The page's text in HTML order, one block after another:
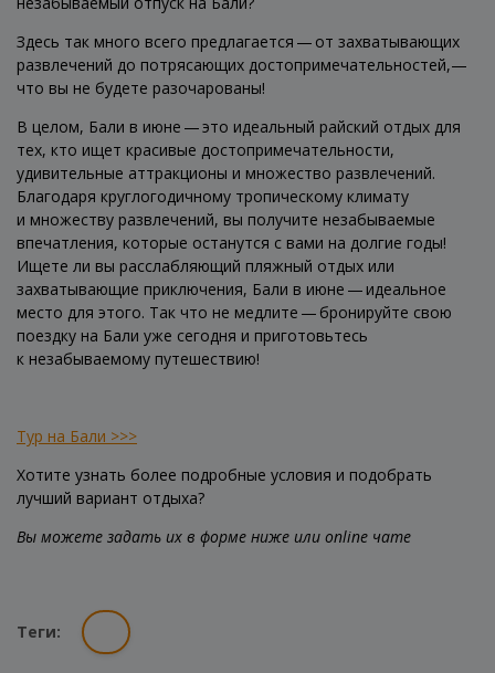
Здесь так много всего предлагается — от захватывающих
развлечений до потрясающих достопримечательностей,—
что вы не будете разочарованы!
В целом, Бали в июне — это идеальный райский отдых для
тех, кто ищет красивые достопримечательности,
удивительные аттракционы и множество развлечений.
Благодаря круглогодичному тропическому климату
и множеству развлечений, вы получите незабываемые
впечатления, которые останутся с вами на долгие годы!
Ищете ли вы расслабляющий пляжный отдых или
захватывающие приключения, Бали в июне — идеальное
место для этого. Так что не медлите — бронируйте свою
поездку на Бали уже сегодня и приготовьтесь
к незабываемому путешествию!
Тур на Бали >>>
Хотите узнать более подробные условия и подобрать
лучший вариант отдыха?
Вы можете задать их в форме ниже или online чате
Теги: